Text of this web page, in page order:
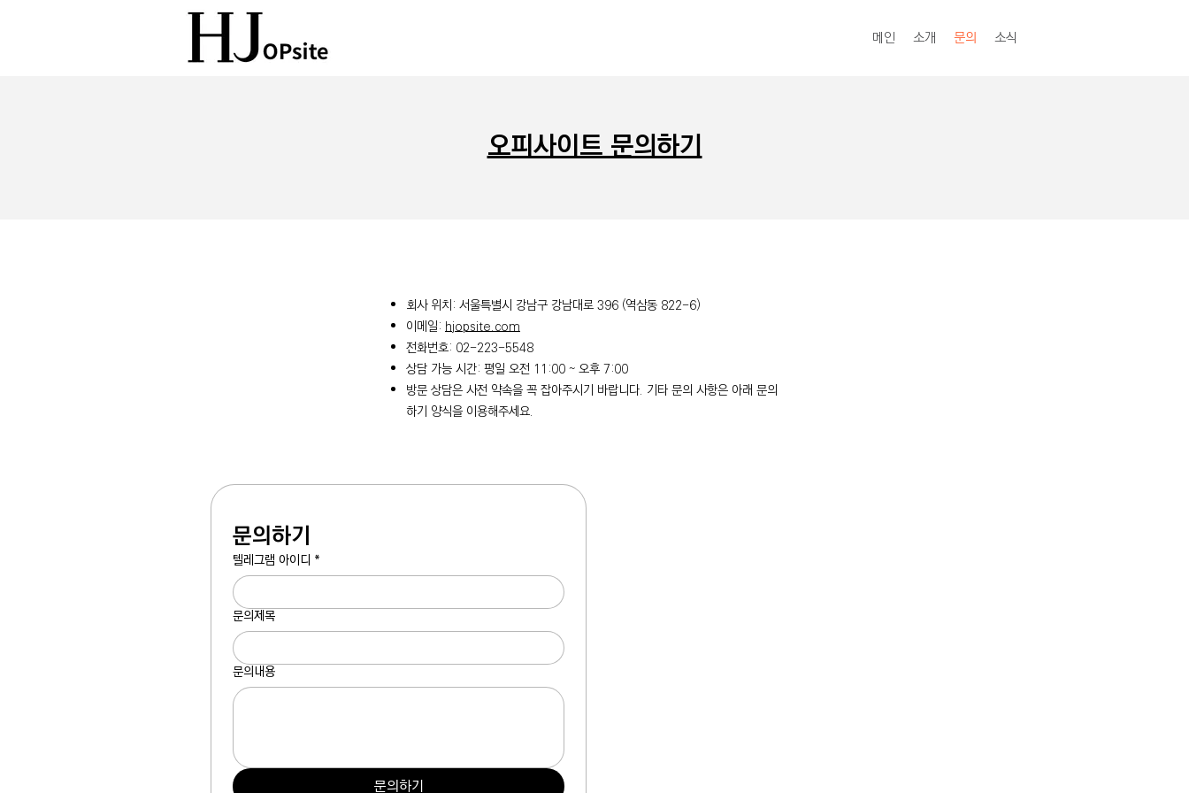
메인 소개 문의 소식
오피사이트 문의하기
회사 위치: 서울특별시 강남구 강남대로 396 (역삼동 822-6)
이메일: hjopsite.com
전화번호: 02-223-5548
​상담 가능 시간: 평일 오전 11:00 ~ 오후 7:00
​방문 상담은 사전 약속을 꼭 잡아주시기 바랍니다. 기타 문의 사항은 아래 문의
하기 양식을 이용해주세요.
문의하기
텔레그램 아이디 *
문의제목
문의내용
문의하기